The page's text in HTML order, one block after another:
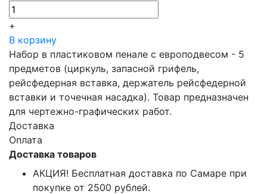
+
В корзину
Набор в пластиковом пенале с европодвесом - 5
предметов (циркуль, запасной грифель,
рейсфедерная вставка, держатель рейсфедерной
вставки и точечная насадка). Товар предназначен
для чертежно-графических работ.
Доставка
Оплата
Доставка товаров
АКЦИЯ! Бесплатная доставка по Самаре при
покупке от 2500 рублей.